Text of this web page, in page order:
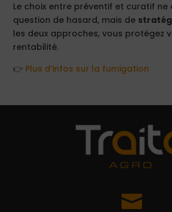
Le choix entre préventif et curatif
question de hasard, mais de
les deux approches, vous protégez
rentabilité.
👉 Plus d’infos sur la fumigation
